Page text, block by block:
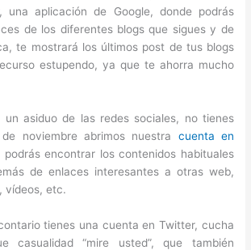
una aplicación de Google, donde podrás
de los diferentes blogs que sigues y de
te mostrará los últimos post de tus blogs
estupendo, ya que te ahorra mucho
de las redes sociales, no tienes
noviembre abrimos nuestra cuenta en
podrás encontrar los contenidos habituales
de enlaces interesantes a otras web,
vídeos, etc.
tienes una cuenta en Twitter, cucha
casualidad “mire usted”, que también